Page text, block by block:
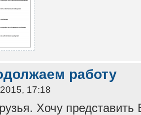
работу
17:18
Хочу представить